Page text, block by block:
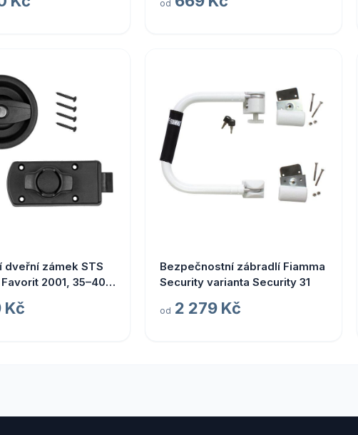
od
dveřní zámek STS
2001, 35–40
Kč
Bezpečnostní zábradlí Fiamma
Security varianta Security 31
od 2 279 Kč